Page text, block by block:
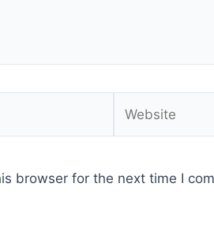
browser for the next time I